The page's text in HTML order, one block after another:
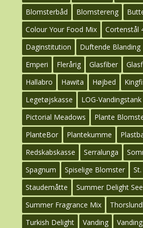
Blomsterbåd
Blomstereng
Colour Your Food Mix
Cortenstål
Daginstitution
Duftende Blanding
Emperi
Flerårig Glasfiber
Hallabro
Hawita Højbed
Legetøjskasse
LOG-Vandingstank
Pictorial Meadows
Plante
PlanteBor
Plantekumme
Redskabskasse
Serralunga
Spagnum
Spiselige Blomster
Staudemåtte
Summer Delight
Summer Fragrance Mix
Turkish Delight
Vanding